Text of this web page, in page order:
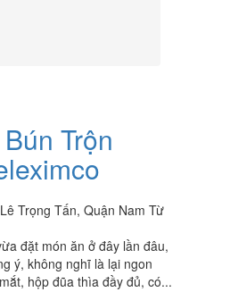
Trộn
Trọng Tấn, Quận Nam Từ
đặt món ăn ở đây lần đâu,
ý, không nghĩ là lại ngon
hộp đũa thìa đầy đủ, có...